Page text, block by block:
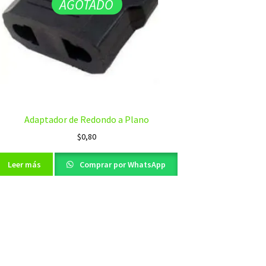
AGOTADO
Adaptador de Redondo a Plano
$0,80
Leer más Comprar por WhatsApp